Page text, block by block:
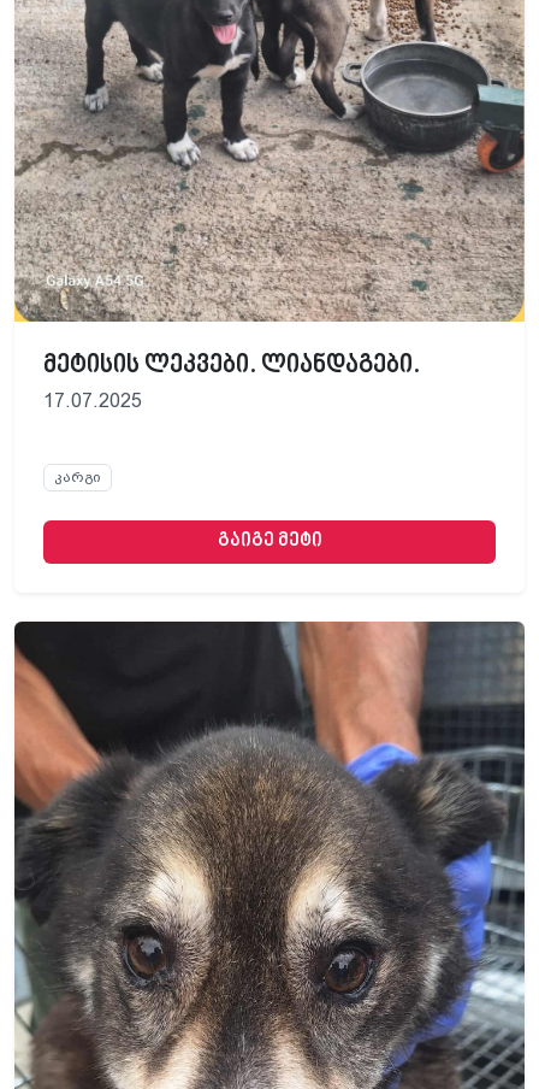
მეტისის ლეკვები. ლიანდაგები.
17.07.2025
კარგი
გაიგე მეტი